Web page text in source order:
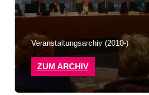
Veranstaltungsarchiv (2010-)
ZUM ARCHIV